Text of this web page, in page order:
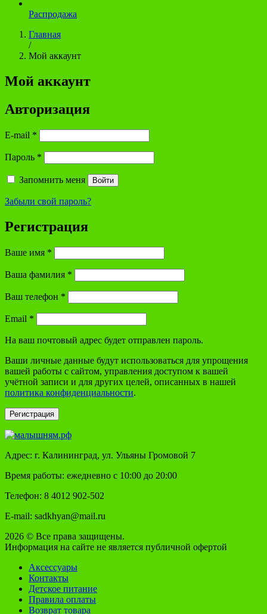
Распродажа
Главная
/
Мой аккаунт
Мой аккаунт
Авторизация
E-mail *
Пароль *
Запомнить меня Войти
Забыли свой пароль?
Регистрация
Ваше имя *
Ваша фамилия *
Ваш телефон *
Email *
На ваш почтовый адрес будет отправлен пароль.
Ваши личные данные будут использоваться для упрощения
вашей работы с сайтом, управления доступом к вашей
учётной записи и для других целей, описанных в нашей
политика конфиденциальности.
Регистрация
Адрес: г. Калининград, ул. Ульяны Громовой 7
Время работы: ежедневно с 10:00 до 20:00
Телефон: 8 4012 902-502
E-mail: sadkhyan@mail.ru
2026 © Все права защищены.
Информация на сайте не является публичной офертой
Аксессуары
Контакты
Детское питание
Правила оплаты
Возврат товара